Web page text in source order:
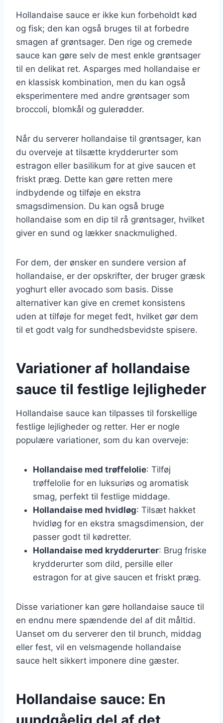
Hollandaise sauce er ikke kun forbeholdt kød
og fisk; den kan også bruges til at forbedre
smagen af grøntsager. Den rige og cremede
sauce kan gøre selv de mest enkle grøntsager
til en delikat ret. Asparges med hollandaise er
en klassisk kombination, men du kan også
eksperimentere med andre grøntsager som
broccoli, blomkål og gulerødder.
Når du serverer hollandaise til grøntsager, kan
du overveje at tilsætte krydderurter som
estragon eller basilikum for at give saucen et
friskt præg. Dette kan gøre retten mere
indbydende og tilføje en ekstra
smagsdimension. Du kan også bruge
hollandaise som en dip til rå grøntsager, hvilket
giver en sund og lækker snackmulighed.
For dem, der ønsker en sundere version af
hollandaise, er der opskrifter, der bruger græsk
yoghurt eller avocado som basis. Disse
alternativer kan give en cremet konsistens
uden at tilføje for meget fedt, hvilket gør dem
til et godt valg for sundhedsbevidste spisere.
Variationer af hollandaise
sauce til festlige lejligheder
Hollandaise sauce kan tilpasses til forskellige
festlige lejligheder og retter. Her er nogle
populære variationer, som du kan overveje:
Hollandaise med trøffelolie: Tilføj
trøffelolie for en luksuriøs og aromatisk
smag, perfekt til festlige middage.
Hollandaise med hvidløg: Tilsæt hakket
hvidløg for en ekstra smagsdimension, der
passer godt til kødretter.
Hollandaise med krydderurter: Brug friske
krydderurter som dild, persille eller
estragon for at give saucen et friskt præg.
Disse variationer kan gøre hollandaise sauce til
en endnu mere spændende del af dit måltid.
Uanset om du serverer den til brunch, middag
eller fest, vil en velsmagende hollandaise
sauce helt sikkert imponere dine gæster.
Hollandaise sauce: En